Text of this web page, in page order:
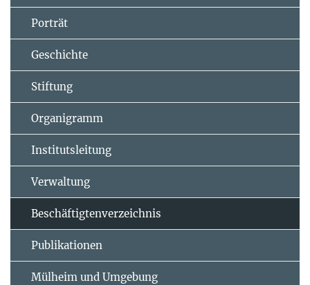
Porträt
Geschichte
Stiftung
Organigramm
Institutsleitung
Verwaltung
Beschäftigtenverzeichnis
Publikationen
Mülheim und Umgebung